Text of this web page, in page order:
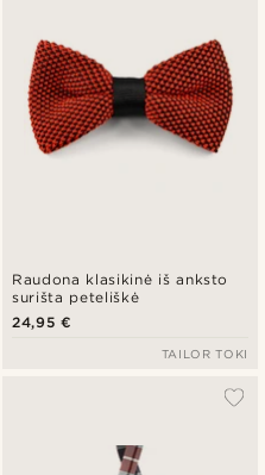
Raudona klasikinė iš anksto
surišta peteliškė
24,95 €
TAILOR TOKI